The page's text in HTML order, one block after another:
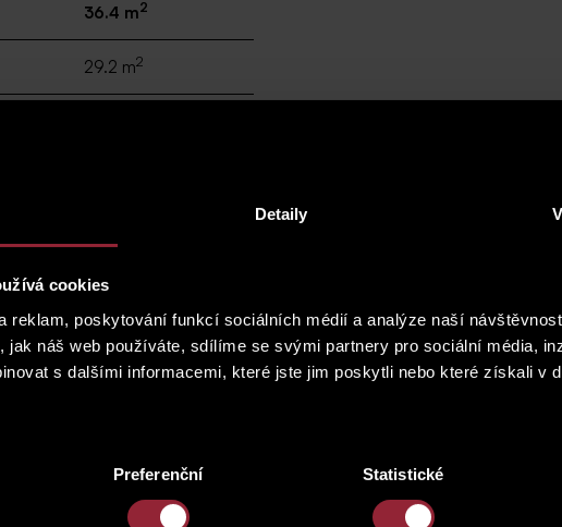
Detaily
cookies
reklam, poskytování funkcí sociálních médií a analýze naší
jak náš web používáte, sdílíme se svými partnery pro sociální média,
s dalšími informacemi, které jste jim poskytli nebo které získali v
Preferenční Statistické
36.4 m2
29.2 m2